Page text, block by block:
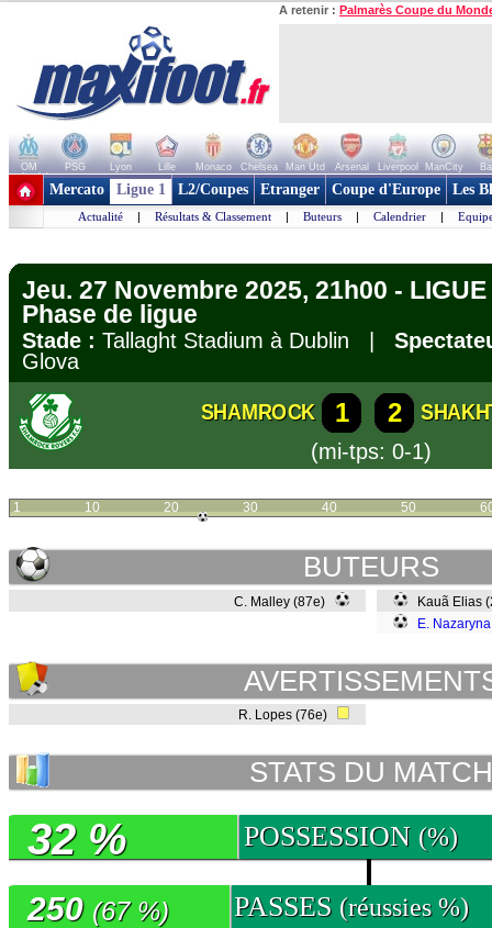
A retenir : Palmarès Coupe du
OM PSG Lyon Lille Monaco Chelsea Man Utd Arsenal Liverpool ManCity
+ de clubs
Mercato Ligue 1 L2/Coupes Etranger Coupe d'Europe Les
Actualité | Résultats & Classement | Buteurs | Calendrier |
Jeu. 27 Novembre 2025, 21h00 -
Phase de ligue
Stade : Tallaght Stadium à Dublin |
Glova
SHAMROCK 1 2
(mi-tps: 0-1)
1 10 20 30 40 50
BUTEURS
C. Malley (87e)
Kauã Elias
E. Nazaryna
R. Lopes (76e)
STATS DU MATCH
POSSESSION (%)
32 %
PASSES (réussies %)
250 (67 %)